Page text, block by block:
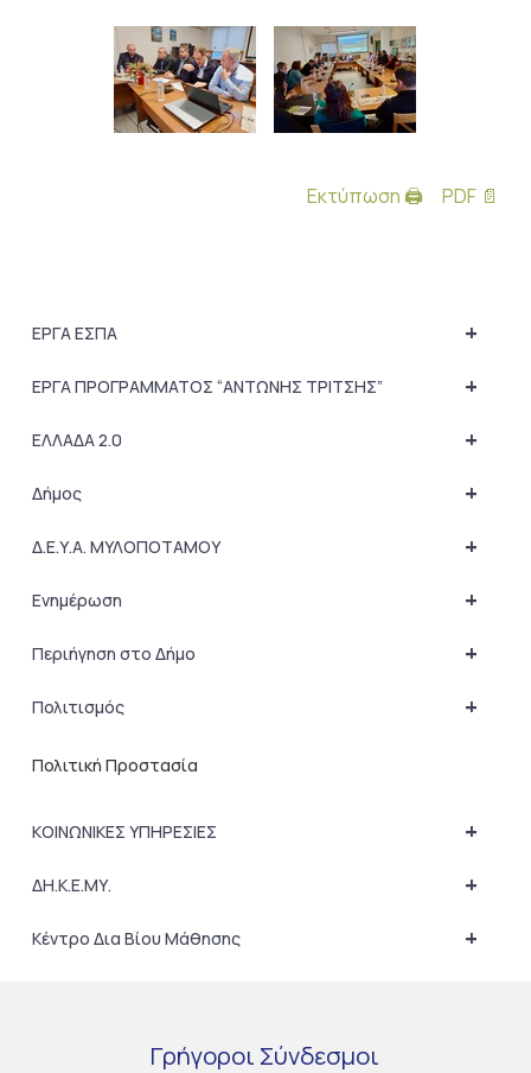
Εκτύπωση 🖨 PDF 📄
+
ΕΡΓΑ ΕΣΠΑ
+
ΕΡΓΑ ΠΡΟΓΡΑΜΜΑΤΟΣ “ΑΝΤΩΝΗΣ ΤΡΙΤΣΗΣ”
+
ΕΛΛΑΔΑ 2.0
+
Δήμος
+
Δ.Ε.Υ.Α. ΜΥΛΟΠΟΤΑΜΟΥ
+
Ενημέρωση
+
Περιήγηση στο Δήμο
+
Πολιτισμός
Πολιτική Προστασία
+
ΚΟΙΝΩΝΙΚΕΣ ΥΠΗΡΕΣΙΕΣ
+
ΔΗ.Κ.Ε.ΜΥ.
+
Κέντρο Δια Βίου Μάθησης
Γρήγοροι Σύνδεσμοι